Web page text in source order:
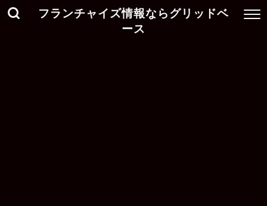
フランチャイズ情報ならグリッドベ
ース